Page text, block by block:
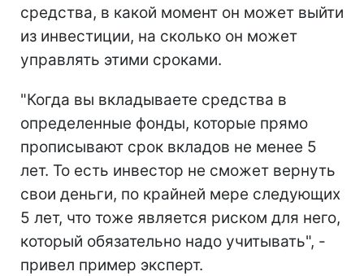
средства, в какой момент он может выйти
из инвестиции, на сколько он может
управлять этими сроками.
"Когда вы вкладываете средства в
определенные фонды, которые прямо
прописывают срок вкладов не менее 5
лет. То есть инвестор не сможет вернуть
свои деньги, по крайней мере следующих
5 лет, что тоже является риском для него,
который обязательно надо учитывать", -
привел пример эксперт.